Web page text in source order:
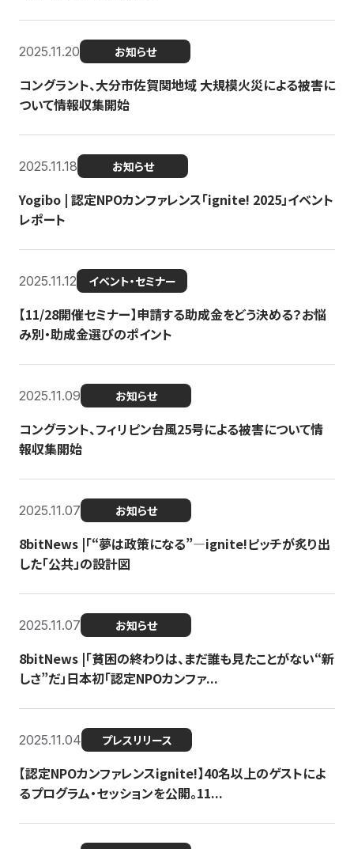
2025.11.20 お知らせ
コングラント、大分市佐賀関地域 大規模火災による被害に
ついて情報収集開始
2025.11.18 お知らせ
Yogibo | 認定NPOカンファレンス「ignite! 2025」イベント
レポート
2025.11.12 イベント・セミナー
【11/28開催セミナー】申請する助成金をどう決める？お悩
み別・助成金選びのポイント
2025.11.09 お知らせ
コングラント、フィリピン台風25号による被害について情
報収集開始
2025.11.07 お知らせ
8bitNews |「“夢は政策になる”—ignite!ピッチが炙り出
した「公共」の設計図
2025.11.07 お知らせ
8bitNews |「貧困の終わりは、まだ誰も見たことがない“新
しさ”だ」日本初「認定NPOカンファ...
2025.11.04 プレスリリース
【認定NPOカンファレンスignite!】40名以上のゲストによ
るプログラム・セッションを公開。11...